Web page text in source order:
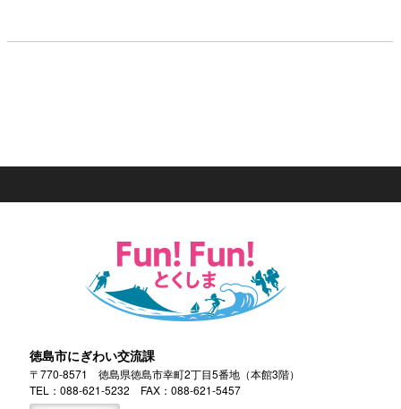
徳島市にぎわい交流課
〒770-8571 徳島県徳島市幸町2丁目5番地（本館3階）
TEL：088-621-5232 FAX：088-621-5457